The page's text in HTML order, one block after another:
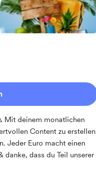
Mit deinem monatlichen
Content zu erstellen
Jeder Euro macht einen
danke, dass du Teil unserer